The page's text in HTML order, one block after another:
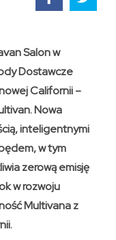
Salon w
Dostawcze
Californii –
Nowa
inteligentnymi
w tym
zerową emisję
w rozwoju
Multivana z